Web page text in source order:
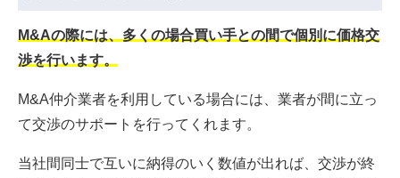
M&Aの際には、多くの場合買い手との間で個別に価格交
渉を行います。
M&A仲介業者を利用している場合には、業者が間に立っ
て交渉のサポートを行ってくれます。
当社間同士で互いに納得のいく数値が出れば、交渉が終